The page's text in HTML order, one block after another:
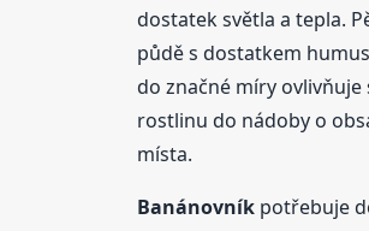
dostatek světla a tepla.
půdě s dostatkem
do značné míry
rostlinu do nádoby o
místa.
Banánovníkpotřebuje